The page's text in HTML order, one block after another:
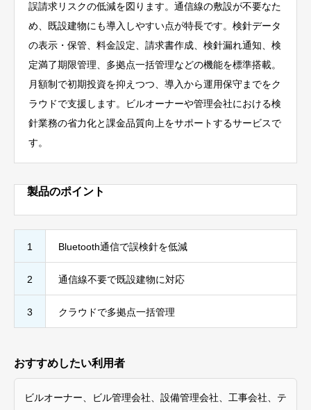
誤請求リスクの低減を図ります。通信線の敷設が不要なた
め、既設建物にも導入しやすい点が特長です。検針データ
の表示・保管、料金設定、請求書作成、検針漏れ通知、検
定満了期限管理、多拠点一括管理などの機能を標準搭載。
月額制で初期投資を抑えつつ、導入から運用保守までをク
ラウドで支援します。ビルオーナーや管理会社における検
針業務の省力化と課金品質向上をサポートするサービスで
す。
製品のポイント
1 Bluetooth通信で誤検針を低減
2 通信線不要で既設建物に対応
3 クラウドで多拠点一括管理
おすすめしたい利用者
ビルオーナー、ビル管理会社、設備管理会社、工事会社、テ